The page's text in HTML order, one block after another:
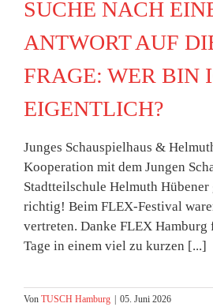
SUCHE NACH
ANTWORT AUF
FRAGE: WER BIN
EIGENTLICH?
Junges Schauspielhaus &
Kooperation mit dem Jungen
Stadtteilschule Helmuth
richtig! Beim FLEX-Festival
vertreten. Danke FLEX
Tage in einem viel zu kurzen [...]
Von TUSCH Hamburg
05. Juni 2026